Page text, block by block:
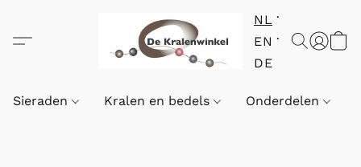
NL
EN
DE
Sieraden Kralen en bedels Onderdelen